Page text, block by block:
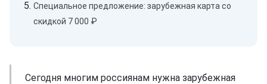
Специальное предложение: зарубежная карта со
скидкой 7 000 ₽
Сегодня многим россиянам нужна зарубежная